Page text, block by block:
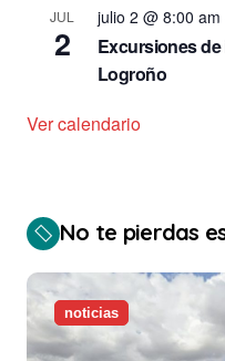
JUL
2
julio 2 @ 8:00 am
Excursiones de
Logroño
Ver calendario
No te pierdas
noticias